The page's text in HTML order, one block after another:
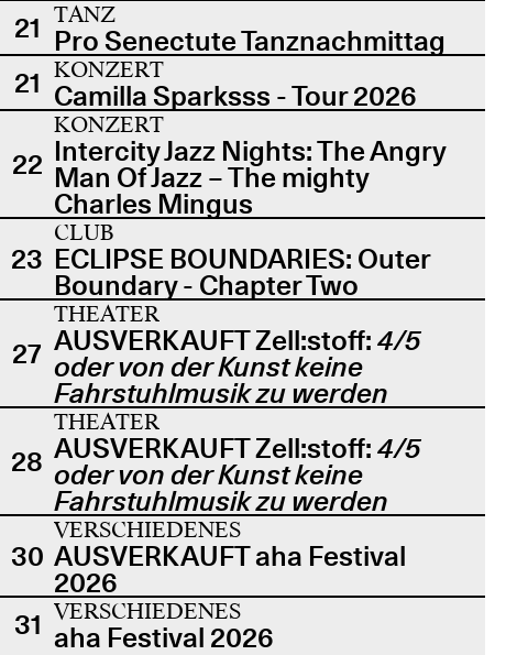
21 TANZ
Pro Senectute Tanznachmittag
21 KONZERT
Camilla Sparksss - Tour 2026
22
KONZERT
Intercity Jazz Nights: The Angry
Man Of Jazz – The mighty
Charles Mingus
23
CLUB
ECLIPSE BOUNDARIES: Outer
Boundary - Chapter Two
27
THEATER
AUSVERKAUFT Zell:stoff: 4/5
oder von der Kunst keine
Fahrstuhlmusik zu werden
28
THEATER
AUSVERKAUFT Zell:stoff: 4/5
oder von der Kunst keine
Fahrstuhlmusik zu werden
30
VERSCHIEDENES
AUSVERKAUFT aha Festival
2026
31 VERSCHIEDENES
aha Festival 2026